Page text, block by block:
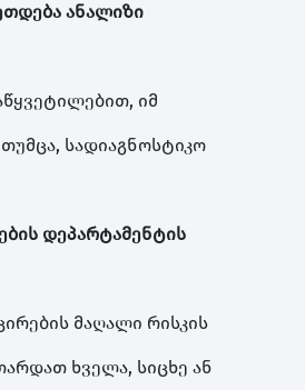
ანალიზი
იმ
სადიაგნოსტიკო
დეპარტამენტის
მაღალი რისკის
ხველა, სიცხე ან